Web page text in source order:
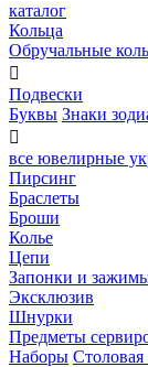
каталог
Кольца
Обручальные

Подвески
Буквы Знаки

все ювелирные
Пирсинг
Браслеты
Броши
Колье
Цепи
Запонки и
Эксклюзив
Шнурки
Предметы
Наборы Столовая